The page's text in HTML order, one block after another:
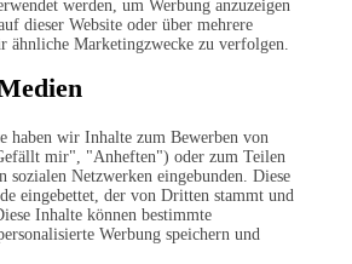
werden, um Werbung anzuzeigen
dieser Website oder über mehrere
ähnliche Marketingzwecke zu verfolgen.
haben wir Inhalte zum Bewerben von
mir", "Anheften") oder zum Teilen
Netzwerken eingebunden. Diese
eingebettet, der von Dritten stammt und
Inhalte können bestimmte
Werbung speichern und